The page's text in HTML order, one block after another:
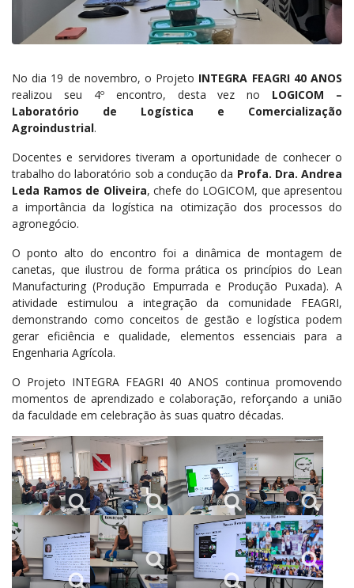
No dia 19 de novembro, o Projeto INTEGRA FEAGRI 40 ANOS
realizou seu 4º encontro, desta vez no LOGICOM –
Laboratório de Logística e Comercialização
Agroindustrial.
Docentes e servidores tiveram a oportunidade de conhecer o
trabalho do laboratório sob a condução da Profa. Dra. Andrea
Leda Ramos de Oliveira, chefe do LOGICOM, que apresentou
a importância da logística na otimização dos processos do
agronegócio.
O ponto alto do encontro foi a dinâmica de montagem de
canetas, que ilustrou de forma prática os princípios do Lean
Manufacturing (Produção Empurrada e Produção Puxada). A
atividade estimulou a integração da comunidade FEAGRI,
demonstrando como conceitos de gestão e logística podem
gerar eficiência e qualidade, elementos essenciais para a
Engenharia Agrícola.
O Projeto INTEGRA FEAGRI 40 ANOS continua promovendo
momentos de aprendizado e colaboração, reforçando a união
da faculdade em celebração às suas quatro décadas.